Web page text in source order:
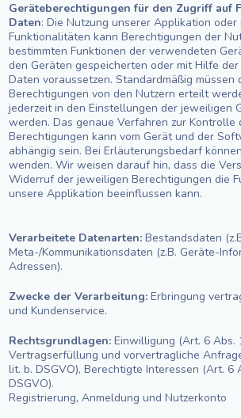
Geräteberechtigungen für den Zugriff auf
Daten: Die Nutzung unserer Applikation oder
Funktionalitäten kann Berechtigungen der
bestimmten Funktionen der verwendeten
den Geräten gespeicherten oder mit Hilfe
Daten voraussetzen. Standardmäßig müssen
Berechtigungen von den Nutzern erteilt
jederzeit in den Einstellungen der jeweiligen
werden. Das genaue Verfahren zur Kontrolle
Berechtigungen kann vom Gerät und der
abhängig sein. Bei Erläuterungsbedarf
wenden. Wir weisen darauf hin, dass die
Widerruf der jeweiligen Berechtigungen die
unsere Applikation beeinflussen kann.
Verarbeitete Datenarten:Bestandsdaten
Meta-/Kommunikationsdaten (z.B. Geräte-
Adressen).
Zwecke der Verarbeitung:Erbringung
und Kundenservice.
Rechtsgrundlagen:Einwilligung (Art. 6 Abs.
Vertragserfüllung und vorvertragliche
lit. b. DSGVO), Berechtigte Interessen (Art. 6
DSGVO).
Registrierung, Anmeldung und Nutzerkonto